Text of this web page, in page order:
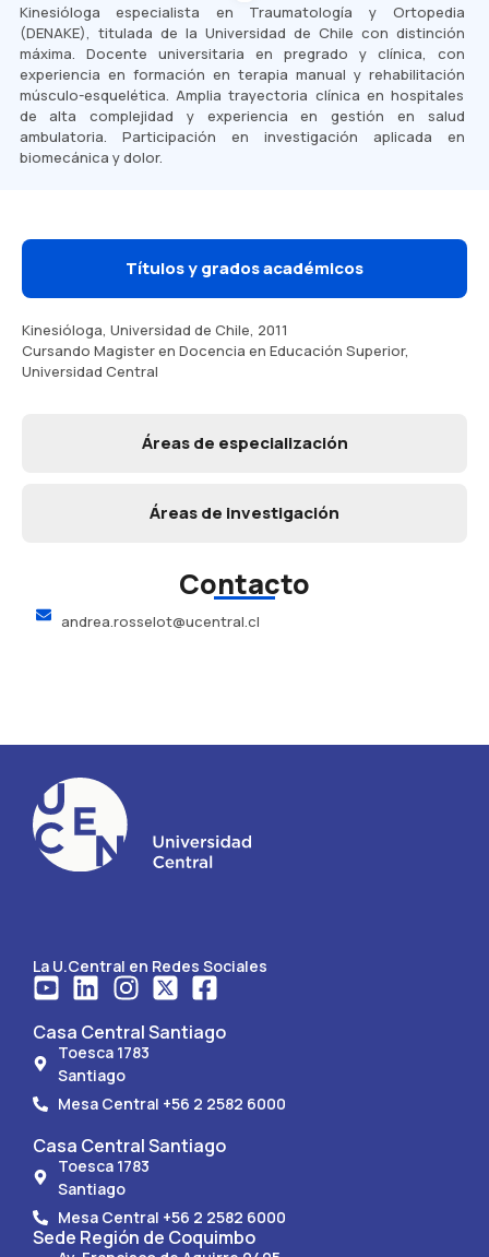
Kinesióloga especialista en Traumatología y Ortopedia
(DENAKE), titulada de la Universidad de Chile con distinción
máxima. Docente universitaria en pregrado y clínica, con
experiencia en formación en terapia manual y rehabilitación
músculo-esquelética. Amplia trayectoria clínica en hospitales
de alta complejidad y experiencia en gestión en salud
ambulatoria. Participación en investigación aplicada en
biomecánica y dolor.
Títulos y grados académicos
Áreas de especialización
Áreas de investigación
Kinesióloga, Universidad de Chile, 2011
Cursando Magister en Docencia en Educación Superior,
Universidad Central
Contacto
andrea.rosselot@ucentral.cl
La U.Central en Redes Sociales
Casa Central Santiago
Toesca 1783
Santiago
Mesa Central +56 2 2582 6000
Casa Central Santiago
Toesca 1783
Santiago
Mesa Central +56 2 2582 6000
Sede Región de Coquimbo